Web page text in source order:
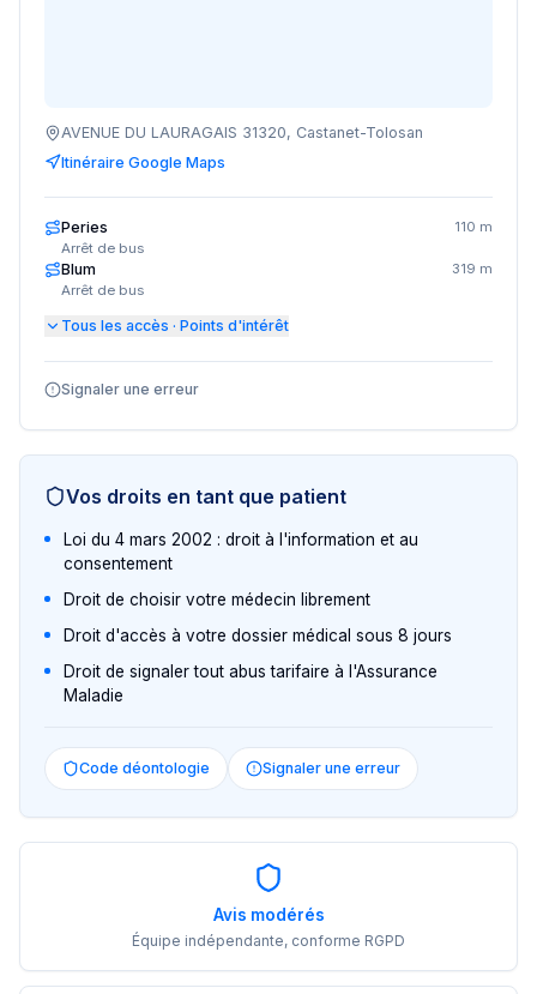
AVENUE DU LAURAGAIS 31320, Castanet-Tolosan
Itinéraire Google Maps
Peries
Arrêt de bus
110 m
Blum
Arrêt de bus
319 m
Tous les accès · Points d'intérêt
Signaler une erreur
Vos droits en tant que patient
Loi du 4 mars 2002 : droit à l'information et au
consentement
Droit de choisir votre médecin librement
Droit d'accès à votre dossier médical sous 8 jours
Droit de signaler tout abus tarifaire à l'Assurance
Maladie
Code déontologie Signaler une erreur
Avis modérés
Équipe indépendante, conforme RGPD